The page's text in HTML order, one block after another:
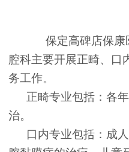
保定高碑店保康
腔科主要开展正畸、口
务工作。
正畸专业包括：各年
治。
口内专业包括：成人